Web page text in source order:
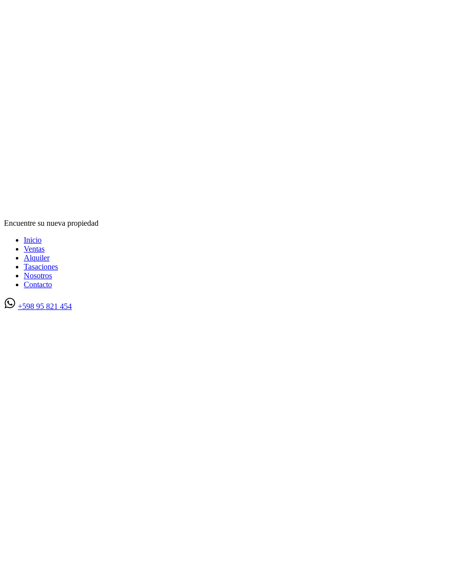
Encuentre su nueva propiedad
Inicio
Ventas
Alquiler
Tasaciones
Nosotros
Contacto
+598 95 821 454